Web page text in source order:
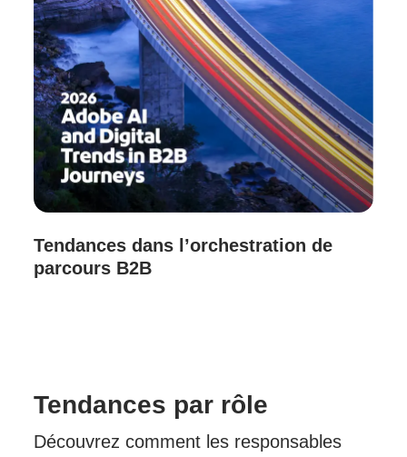
Tendances dans l’orchestration de
parcours B2B
Tendances par rôle
Découvrez comment les responsables